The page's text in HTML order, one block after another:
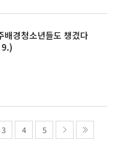
배경청소년들도 챙겼다
3 4 5